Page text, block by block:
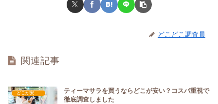
どこどこ調査員
関連記事
どこが安い？-食品・食材
ティーマサラを買うならどこが安い？コスパ重視で
徹底調査しました